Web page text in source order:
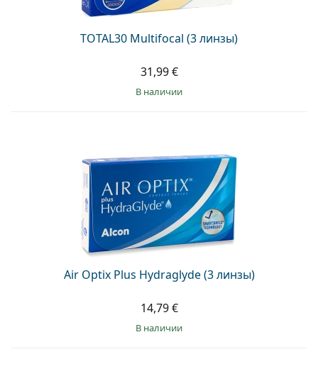
TOTAL30 Multifocal (3 линзы)
31,99 €
в наличии
Air Optix Plus Hydraglyde (3 линзы)
14,79 €
в наличии